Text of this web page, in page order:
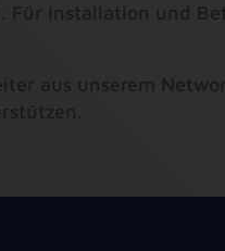
Für Installation und
aus unserem